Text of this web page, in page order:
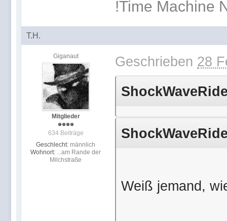
!Time Machine
T.H.
Giganaut
Mitglieder
634 Beiträge
Geschlecht: männlich
Wohnort: ...am Rande der
Milchstraße
Geschrieben 28
Weiß jemand,